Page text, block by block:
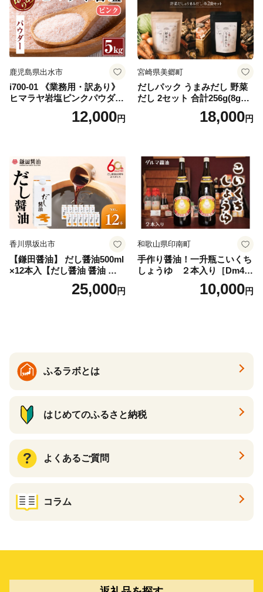
鹿児島県出水市
i700-01 《業務用・訳あり》
ヒマラヤ岩塩ピンクパウダー
タイプ(5kg) 岩塩 塩 調味料
しお 保存料不使用 天然 パウ
ティースマイル】
12,000円
宮崎県美郷町
だしパック うまみだし 野菜
だし 2セット 合計256g(8g×8
パック×2種×2セット) [岡田商
店 宮崎県 美郷町 31ac0069]
18,000円
香川県坂出市
【鎌田醤油】 だし醤油500ml
×12本入【だし醤油 醤油 人気
おすすめ 人気だし醤油 出汁
25,000円
和歌山県印南町
手作り醤油！一升瓶こいくち
しょうゆ ２本入り［Dm4］
｜手作り 醤油 和歌山県 印南
町 一升瓶 こいくちしょうゆ
10,000円
ふるラボとは
はじめてのふるさと納税
よくあるご質問
コラム